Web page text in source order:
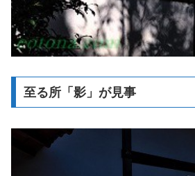
至る所「影」が見事